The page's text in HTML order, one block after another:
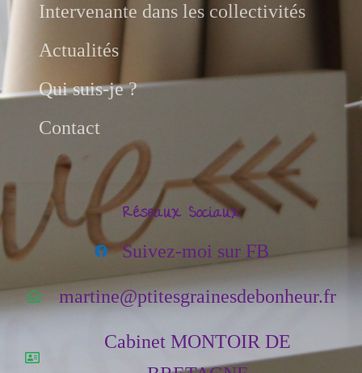
Réseaux Sociaux
Suivez-moi sur FB
martine@ptitesgrainesdebonheur.fr
Cabinet MONTOIR DE
Intervenante dans les collectivités
Actualités
Qui suis-je ?
Contact